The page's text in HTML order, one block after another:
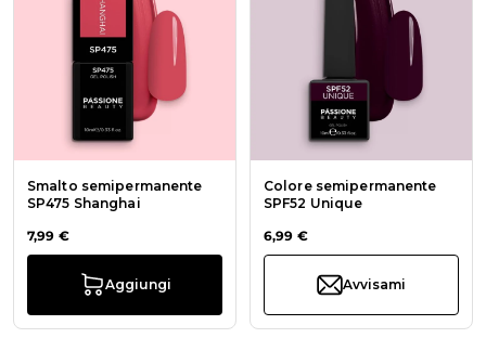
Smalto semipermanente
SP475 Shanghai
7,99 €
Aggiungi
Colore semipermanente
SPF52 Unique
6,99 €
Avvisami